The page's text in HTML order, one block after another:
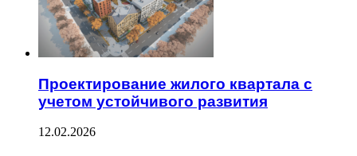
Проектирование жилого квартала с
учетом устойчивого развития
12.02.2026